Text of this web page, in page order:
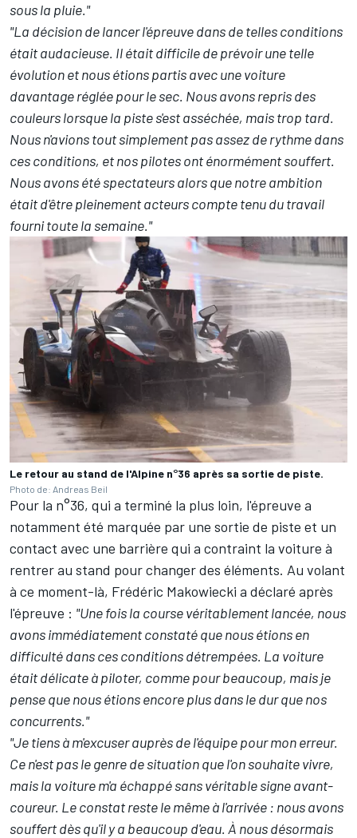
sous la pluie."
"La décision de lancer l'épreuve dans de telles conditions
était audacieuse. Il était difficile de prévoir une telle
évolution et nous étions partis avec une voiture
davantage réglée pour le sec. Nous avons repris des
couleurs lorsque la piste s'est asséchée, mais trop tard.
Nous n'avions tout simplement pas assez de rythme dans
ces conditions, et nos pilotes ont énormément souffert.
Nous avons été spectateurs alors que notre ambition
était d'être pleinement acteurs compte tenu du travail
fourni toute la semaine."
Le retour au stand de l'Alpine n°36 après sa sortie de piste.
Photo de: Andreas Beil
Pour la n°36, qui a terminé la plus loin, l'épreuve a
notamment été marquée par une sortie de piste et un
contact avec une barrière qui a contraint la voiture à
rentrer au stand pour changer des éléments. Au volant
à ce moment-là, Frédéric Makowiecki a déclaré après
l'épreuve : "Une fois la course véritablement lancée, nous
avons immédiatement constaté que nous étions en
difficulté dans ces conditions détrempées. La voiture
était délicate à piloter, comme pour beaucoup, mais je
pense que nous étions encore plus dans le dur que nos
concurrents."
"Je tiens à m'excuser auprès de l'équipe pour mon erreur.
Ce n'est pas le genre de situation que l'on souhaite vivre,
mais la voiture m'a échappé sans véritable signe avant-
coureur. Le constat reste le même à l'arrivée : nous avons
souffert dès qu'il y a beaucoup d'eau. À nous désormais